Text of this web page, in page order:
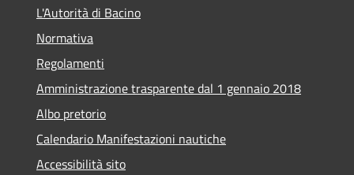
L'Autorità di Bacino
Normativa
Regolamenti
Amministrazione trasparente dal 1 gennaio 2018
Albo pretorio
Calendario Manifestazioni nautiche
Accessibilità sito